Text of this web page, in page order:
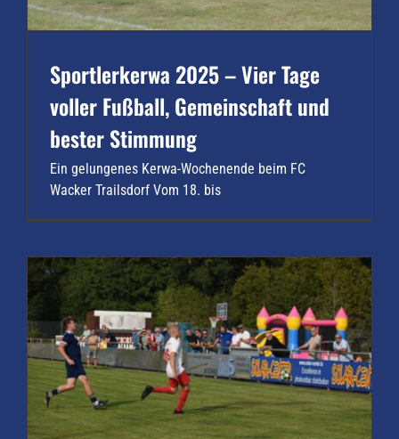
Sportlerkerwa 2025 – Vier Tage
voller Fußball, Gemeinschaft und
bester Stimmung
Ein gelungenes Kerwa-Wochenende beim FC
Wacker Trailsdorf Vom 18. bis